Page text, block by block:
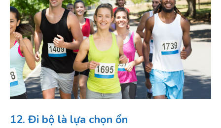
12. Đi bộ là lựa chọn ổn